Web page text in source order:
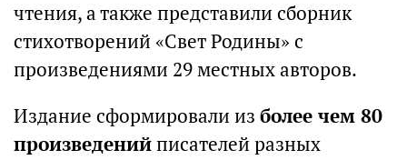
чтения, а также представили сборник
стихотворений «Свет Родины» с
произведениями 29 местных авторов.
Издание сформировали из более чем 80
произведенийписателей разных